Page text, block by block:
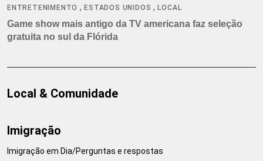
ENTRETENIMENTO ,ESTADOS UNIDOS ,LOCAL
Game show mais antigo da TV americana faz seleção
gratuita no sul da Flórida
Local & Comunidade
Imigração
Imigração em Dia/Perguntas e respostas